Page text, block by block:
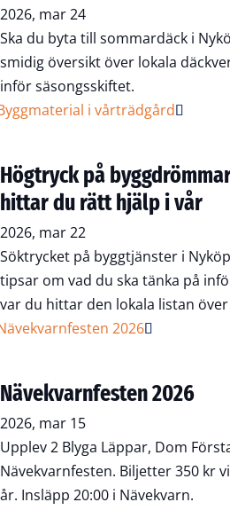
2026, mar 24
Ska du byta till sommardäck i
smidig översikt över lokala
inför säsongsskiftet.
Högtryck på
hittar du rätt hjälp i vår
2026, mar 22
Söktrycket på byggtjänster i
tipsar om vad du ska tänka på
var du hittar den lokala listan
Nävekvarnfesten 2026
2026, mar 15
Upplev 2 Blyga Läppar, Dom
Nävekvarnfesten. Biljetter 350 kr
år. Insläpp 20:00 i Nävekvarn.